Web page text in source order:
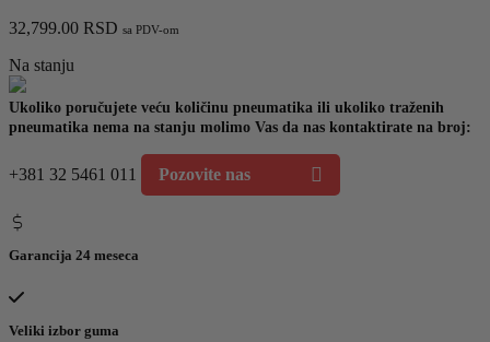
32,799.00 RSD sa PDV-om
Na stanju
Ukoliko poručujete veću količinu pneumatika ili ukoliko traženih
pneumatika nema na stanju molimo Vas da nas kontaktirate na broj:
+381 32 5461 011 Pozovite nas
Garancija 24 meseca
Veliki izbor guma